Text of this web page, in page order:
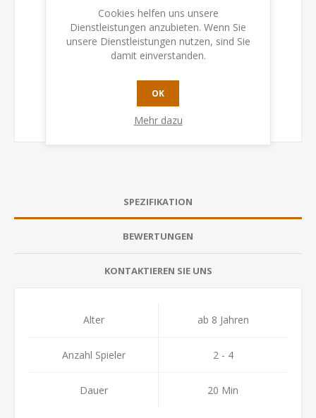
SPEZIFIKATION
BEWERTUNGEN
KONTAKTIEREN SIE UNS
Alter ab 8 Jahren
Anzahl Spieler 2 - 4
Dauer 20 Min
Cookies helfen uns unsere
Dienstleistungen anzubieten. Wenn Sie
unsere Dienstleistungen nutzen, sind Sie
damit einverstanden.
OK
Mehr dazu